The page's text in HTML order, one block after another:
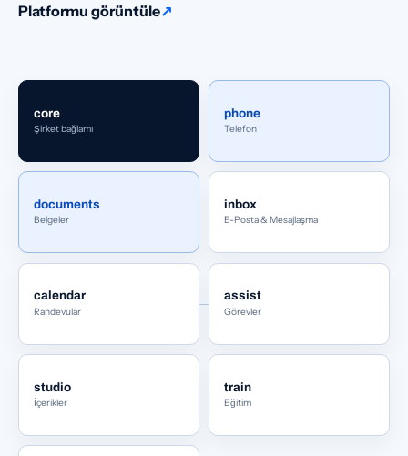
Platformu görüntüle↗
core
Şirket bağlamı
phone
Telefon
documents
Belgeler
inbox
E-Posta & Mesajlaşma
calendar
Randevular
assist
Görevler
studio
İçerikler
train
Eğitim